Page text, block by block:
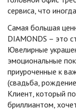
сервиса, что
Самая большая
DIAMONDS – это
Ювелирные
эмоциональные
приуроченные к
(свадьба,
Клиент, который
бриллиантом,